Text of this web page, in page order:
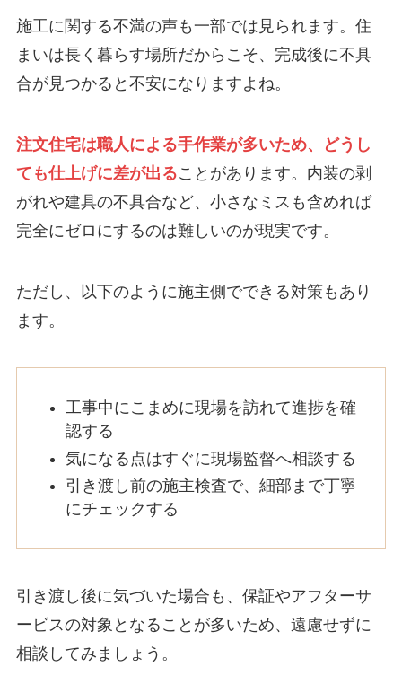
施工に関する不満の声も一部では見られます。住
まいは長く暮らす場所だからこそ、完成後に不具
合が見つかると不安になりますよね。
注文住宅は職人による手作業が多いため、どうし
ても仕上げに差が出ることがあります。内装の剥
がれや建具の不具合など、小さなミスも含めれば
完全にゼロにするのは難しいのが現実です。
ただし、以下のように施主側でできる対策もあり
ます。
工事中にこまめに現場を訪れて進捗を確
認する
気になる点はすぐに現場監督へ相談する
引き渡し前の施主検査で、細部まで丁寧
にチェックする
引き渡し後に気づいた場合も、保証やアフターサ
ービスの対象となることが多いため、遠慮せずに
相談してみましょう。